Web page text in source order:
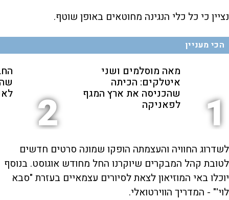
נציין כי כל כלי הנגינה מחוטאים באופן שוטף.
הכי מעניין
1
מאה מוסלמים ושני
איטלקים: הכיתה
שהכניסה את ארץ המגף
לפאניקה 2
לשדרוג החוויה והעצמתה הופקו שמונה סרטים חדשים
לטובת קהל המבקרים שיוקרנו החל מחודש אוגוסט. בנוסף
יוכלו באי המוזיאון לצאת לסיורים עצמאיים בעזרת "סבא
לוי'" - המדריך הווירטואלי.